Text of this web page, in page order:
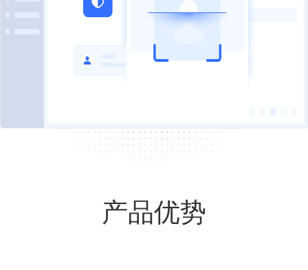
产品优势